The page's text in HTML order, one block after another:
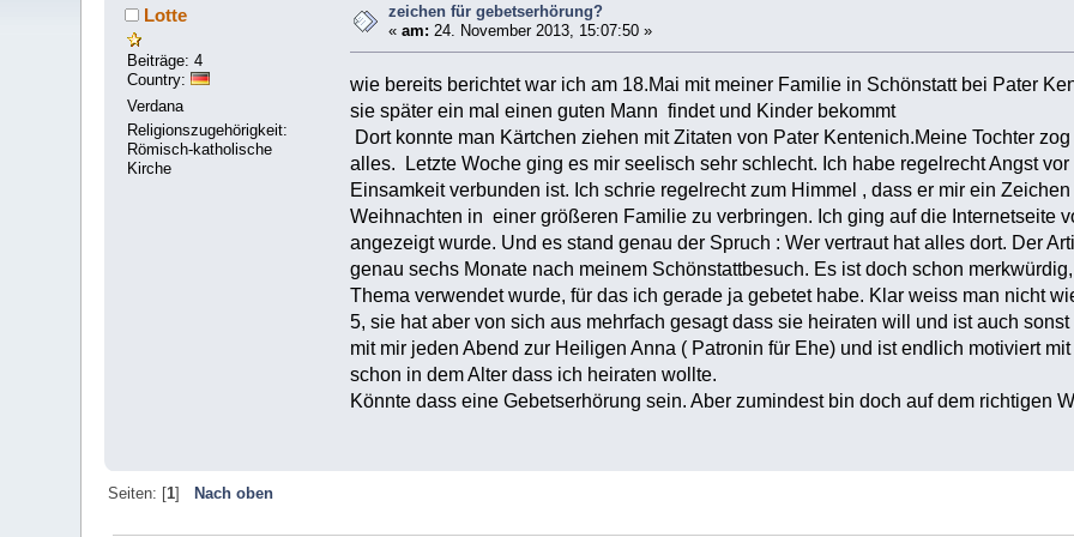
Lotte
Beiträge: 4
Country:
Verdana
Religionszugehörigkeit:
Römisch-katholische
Kirche
zeichen für gebetserhörung?
«am: 24. November 2013, 15:07:50 »
wie bereits berichtet war ich am 18.Mai mit meiner Familie in Schönstatt bei Pater
sie später ein mal einen guten Mann findet und Kinder bekommt
Dort konnte man Kärtchen ziehen mit Zitaten von Pater Kentenich.Meine Tochter
alles. Letzte Woche ging es mir seelisch sehr schlecht. Ich habe regelrecht Angst
Einsamkeit verbunden ist. Ich schrie regelrecht zum Himmel , dass er mir ein
Weihnachten in einer größeren Familie zu verbringen. Ich ging auf die Internetseite
angezeigt wurde. Und es stand genau der Spruch : Wer vertraut hat alles dort. Der
genau sechs Monate nach meinem Schönstattbesuch. Es ist doch schon
Thema verwendet wurde, für das ich gerade ja gebetet habe. Klar weiss man nicht
5, sie hat aber von sich aus mehrfach gesagt dass sie heiraten will und ist auch
mit mir jeden Abend zur Heiligen Anna ( Patronin für Ehe) und ist endlich motiviert
schon in dem Alter dass ich heiraten wollte.
Könnte dass eine Gebetserhörung sein. Aber zumindest bin doch auf dem richtigen
Seiten: [1] Nach oben